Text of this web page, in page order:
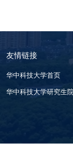
友情链接
华中科技大学首页
华中科技大学研究生